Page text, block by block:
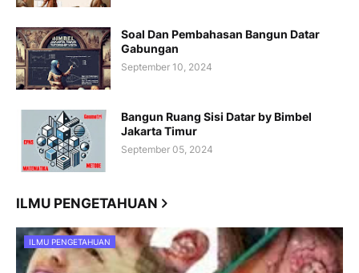
Soal Dan Pembahasan Bangun Datar
Gabungan
September 10, 2024
Bangun Ruang Sisi Datar by Bimbel
Jakarta Timur
September 05, 2024
ILMU PENGETAHUAN
ILMU PENGETAHUAN